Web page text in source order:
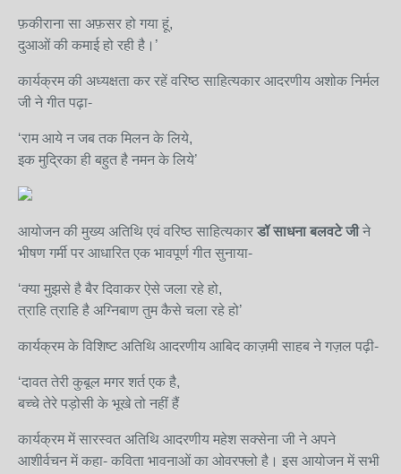
फ़कीराना सा अफ़सर हो गया हूं,
दुआओं की कमाई हो रही है।’
कार्यक्रम की अध्यक्षता कर रहें वरिष्ठ साहित्यकार आदरणीय अशोक निर्मल
जी ने गीत पढ़ा-
‘राम आये न जब तक मिलन के लिये,
इक मुद्रिका ही बहुत है नमन के लिये’
आयोजन की मुख्य अतिथि एवं वरिष्ठ साहित्यकार डॉ साधना बलवटे जीने
भीषण गर्मी पर आधारित एक भावपूर्ण गीत सुनाया-
‘क्या मुझसे है बैर दिवाकर ऐसे जला रहे हो,
त्राहि त्राहि है अग्निबाण तुम कैसे चला रहे हो’
कार्यक्रम के विशिष्ट अतिथि आदरणीय आबिद काज़मी साहब ने गज़ल पढ़ी-
‘दावत तेरी कुबूल मगर शर्त एक है,
बच्चे तेरे पड़ोसी के भूखे तो नहीं हैं
कार्यक्रम में सारस्वत अतिथि आदरणीय महेश सक्सेना जी ने अपने
आशीर्वचन में कहा- कविता भावनाओं का ओवरफ्लो है। इस आयोजन में सभी